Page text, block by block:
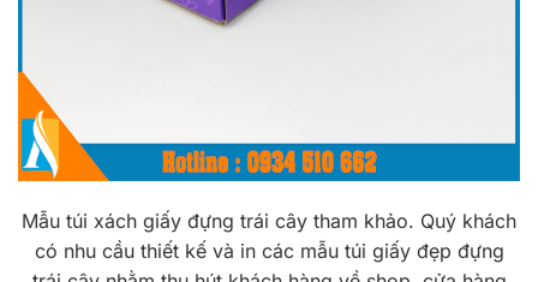
Mẫu túi xách giấy đựng trái cây tham khảo. Quý khách
có nhu cầu thiết kế và in các mẫu túi giấy đẹp đựng